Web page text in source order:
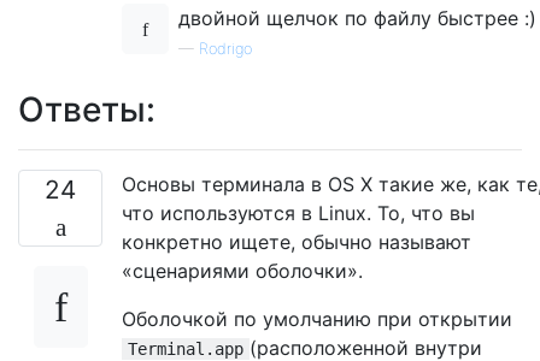
двойной щелчок по файлу быстрее :)
— Rodrigo
Ответы:
24
Основы терминала в OS X такие же, как
что используются в Linux. То, что вы
конкретно ищете, обычно называют
«сценариями оболочки».
Оболочкой по умолчанию при открытии
Terminal.app (расположенной внутри